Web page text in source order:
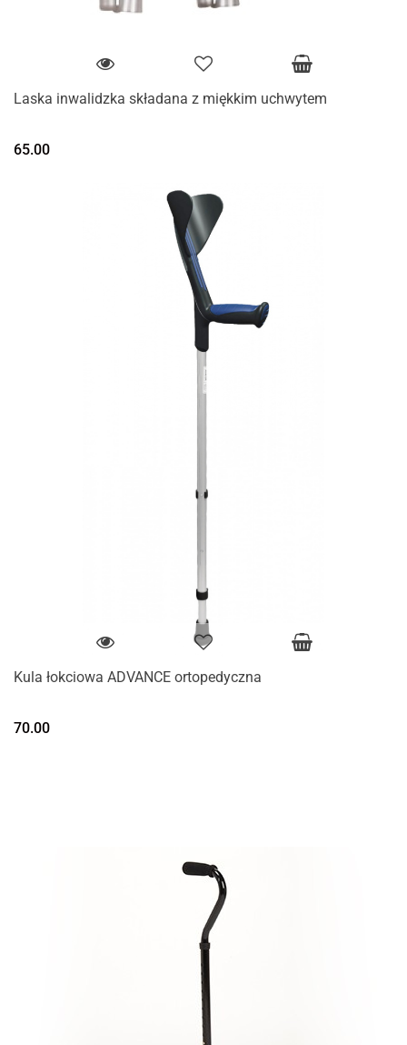
Laska inwalidzka składana z miękkim uchwytem
65.00
Kula łokciowa ADVANCE ortopedyczna
70.00